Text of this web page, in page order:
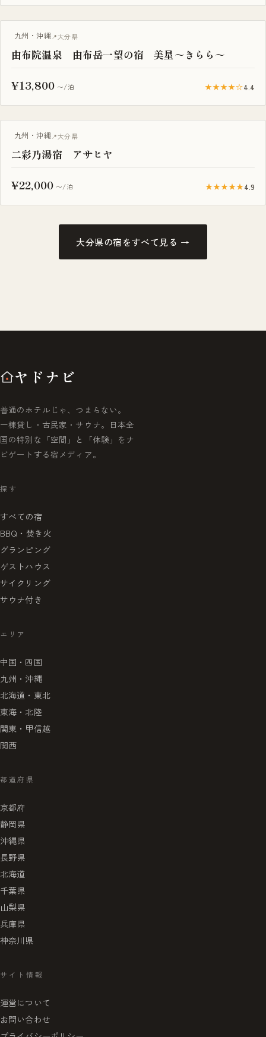
九州・沖縄 大分県
由布院温泉 由布岳一望の宿 美星～きらら～
¥13,800 〜/泊 ★★★★☆4.4
露天風呂付き客室
九州・沖縄 大分県
二彩乃湯宿 アサヒヤ
¥22,000 〜/泊 ★★★★★4.9
大分県の宿をすべて見る →
ヤドナビ
普通のホテルじゃ、つまらない。
一棟貸し・古民家・サウナ。日本全
国の特別な「空間」と「体験」をナ
ビゲートする宿メディア。
探す
すべての宿
BBQ・焚き火
グランピング
ゲストハウス
サイクリング
サウナ付き
エリア
中国・四国
九州・沖縄
北海道・東北
東海・北陸
関東・甲信越
関西
都道府県
京都府
静岡県
沖縄県
長野県
北海道
千葉県
山梨県
兵庫県
神奈川県
サイト情報
運営について
お問い合わせ